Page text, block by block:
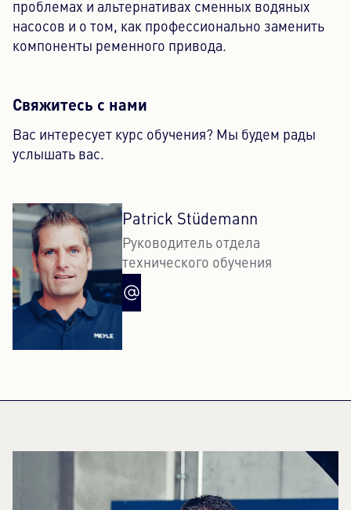
проблемах и альтернативах сменных водяных
насосов и о том, как профессионально заменить
компоненты ременного привода.
Свяжитесь с нами
Вас интересует курс обучения? Мы будем рады
услышать вас.
Patrick Stüdemann
Руководитель отдела
технического обучения